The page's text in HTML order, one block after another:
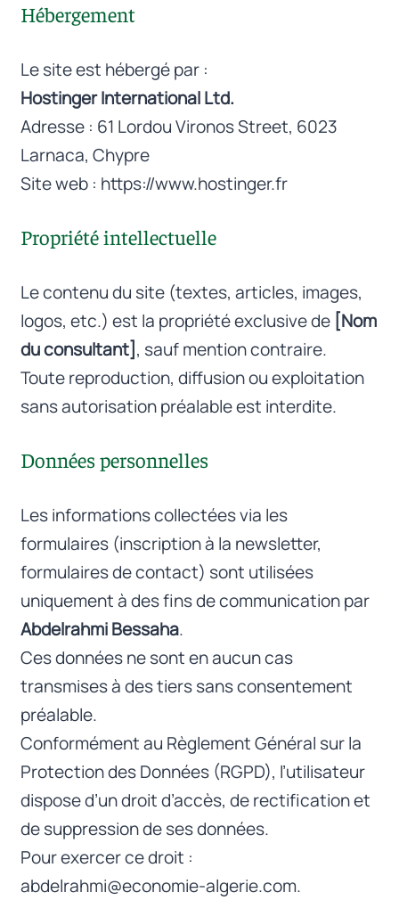
Hébergement
Le site est hébergé par :
Hostinger International Ltd.
Adresse : 61 Lordou Vironos Street, 6023
Larnaca, Chypre
Site web : https://www.hostinger.fr
Propriété intellectuelle
Le contenu du site (textes, articles, images,
logos, etc.) est la propriété exclusive de [Nom
du consultant], sauf mention contraire.
Toute reproduction, diffusion ou exploitation
sans autorisation préalable est interdite.
Données personnelles
Les informations collectées via les
formulaires (inscription à la newsletter,
formulaires de contact) sont utilisées
uniquement à des fins de communication par
Abdelrahmi Bessaha.
Ces données ne sont en aucun cas
transmises à des tiers sans consentement
préalable.
Conformément au Règlement Général sur la
Protection des Données (RGPD), l’utilisateur
dispose d’un droit d’accès, de rectification et
de suppression de ses données.
Pour exercer ce droit :
abdelrahmi@economie-algerie.com.